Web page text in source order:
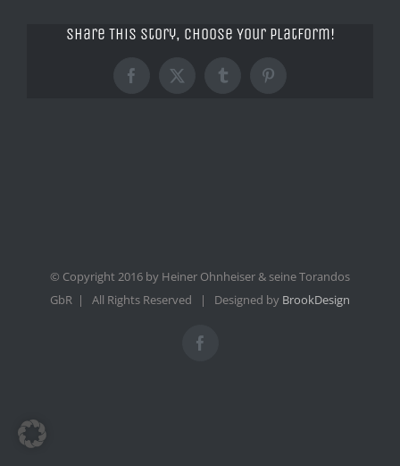
Share This Story, Choose Your Platform!
Facebook
X TumblrPinterest
© Copyright 2016 by Heiner Ohnheiser & seine Torandos
GbR | All Rights Reserved | Designed by BrookDesign
Facebook